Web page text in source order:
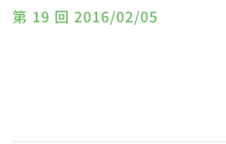
第 19 回 2016/02/05